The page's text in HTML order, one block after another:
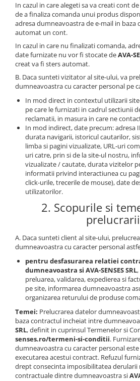
In cazul in care alegeti sa va creati cont
de a finaliza comanda unui produs
adresa dumneavoastra de e-mail in baza
automat un cont.
In cazul in care nu finalizati comanda,
date furnizate nu vor fi stocate deAVA-
creat va fi sters automat.
B. Daca sunteti vizitator al site-ului, va
dumneavoastra cu caracter personal pe
In mod direct in contextul utilizarii
pe care le furnizati in cadrul sectiunii
reclamatii, in masura in care ne
In mod indirect, date precum: adresa
durata navigarii, istoricul cautarilor,
limba si pagini vizualizate, URL-uri
uri catre, prin si de la site-ul nostru,
vizualizate / cautate, durata vizitelor
informatii privind interactiunea cu
click-urile, trecerile de mouse), date
utilizatorilor.
2. Scopurile si
prelucrarii
A. Daca sunteti client al site-ului,
dumneavoastra cu caracter personal
pentru desfasurarea relatiei
dumneavoastra si AVA-SENSES SRL
preluarea, validarea, expedierea si
pe site, informarea dumneavoastra
organizarea returului de produse
Temei: Prelucrarea datelor
baza contractul incheiat intre
SRL, definit in cuprinsul Termenelor si
senses.ro/termeni-si-conditii.
dumneavoastra cu caracter personal
executarea acestui contract. Refuzul
drept consecinta imposibilitatea
contractuale dintre dumneavoastra si